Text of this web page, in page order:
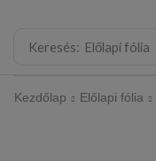
Keresés: Előlapi fólia
Kezdőlap Előlapi fólia